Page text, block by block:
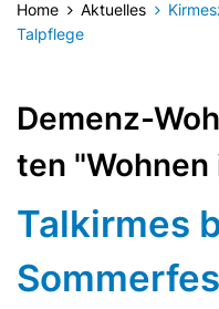
Home Aktuelles
Talpflege
Demenz-
ten
Talkirmes